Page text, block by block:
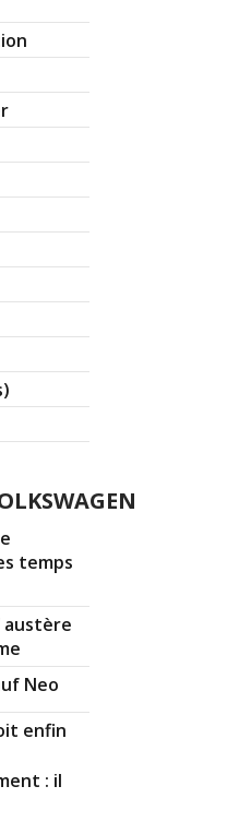
temps
austère
Neo
enfin
: il